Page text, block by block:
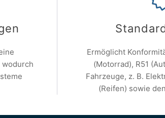
wodurch
Ermöglicht
(Motorrad), R51
Fahrzeuge, z. B.
(Reifen) sowie